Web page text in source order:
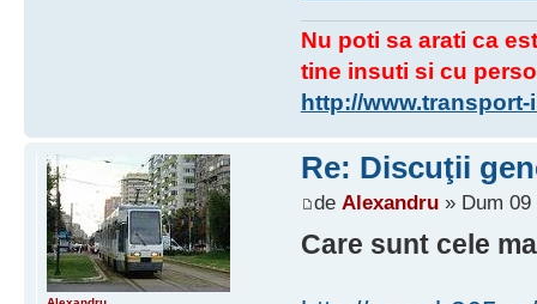
Nu poti sa arati ca
tine insuti si cu
http://
Re: Discuţii
de Alexandru» Dum 09
Care sunt cele